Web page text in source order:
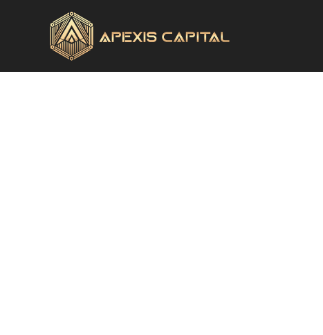
內
Checkout Page
[ihc-checkout-page]